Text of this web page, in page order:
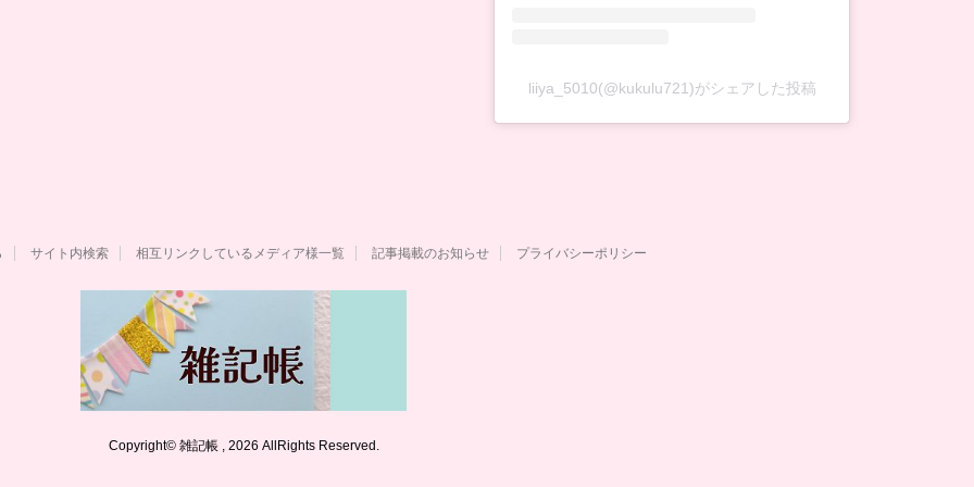
liiya_5010(@kukulu721)がシェアした投稿
サイト内検索 相互リンクしているメディア様一覧 記事掲載のお知らせ プライバシーポリシー
Copyright© 雑記帳 , 2026 AllRights Reserved.